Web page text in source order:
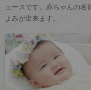
ュースです。赤ちゃんの
よみが出来ます。